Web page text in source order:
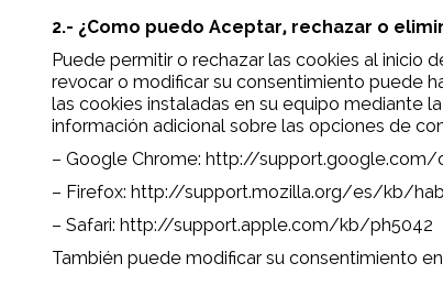
2.- ¿Como puedo Aceptar, rechazar o
Puede permitir o rechazar las cookies al inicio
revocar o modificar su consentimiento puede
las cookies instaladas en su equipo mediante
información adicional sobre las opciones de
– Google Chrome: http://support.google.com/
– Firefox: http://support.mozilla.org/es/kb/
– Safari: http://support.apple.com/kb/ph5042
También puede modificar su consentimiento